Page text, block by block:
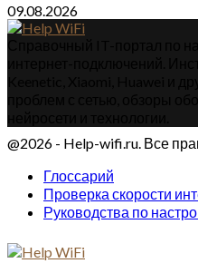
09.08.2026
@2026 - Help-wifi.ru. Все
Глоссарий
Проверка скорости
Руководства по